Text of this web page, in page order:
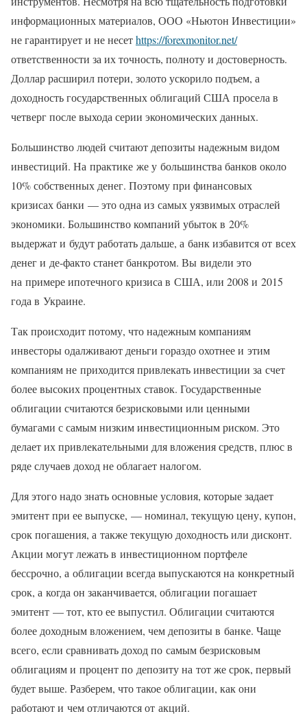
информационных материалов, ООО «Ньютон Инвестиции»
не гарантирует и не несетhttps://forexmonitor.net/
ответственности за их точность, полноту и достоверность.
Доллар расширил потери, золото ускорило подъем, а
доходность государственных облигаций США просела в
четверг после выхода серии экономических данных.
Большинство людей считают депозиты надежным видом
инвестиций. На практике же у большинства банков около
10% собственных денег. Поэтому при финансовых
кризисах банки — это одна из самых уязвимых отраслей
экономики. Большинство компаний убыток в 20%
выдержат и будут работать дальше, а банк избавится от всех
денег и де-факто станет банкротом. Вы видели это
на примере ипотечного кризиса в США, или 2008 и 2015
года в Украине.
Так происходит потому, что надежным компаниям
инвесторы одалживают деньги гораздо охотнее и этим
компаниям не приходится привлекать инвестиции за счет
более высоких процентных ставок. Государственные
облигации считаются безрисковыми или ценными
бумагами с самым низким инвестиционным риском. Это
делает их привлекательными для вложения средств, плюс в
ряде случаев доход не облагает налогом.
Для этого надо знать основные условия, которые задает
эмитент при ее выпуске, — номинал, текущую цену, купон,
срок погашения, а также текущую доходность или дисконт.
Акции могут лежать в инвестиционном портфеле
бессрочно, а облигации всегда выпускаются на конкретный
срок, а когда он заканчивается, облигации погашает
эмитент — тот, кто ее выпустил. Облигации считаются
более доходным вложением, чем депозиты в банке. Чаще
всего, если сравнивать доход по самым безрисковым
облигациям и процент по депозиту на тот же срок, первый
будет выше. Разберем, что такое облигации, как они
работают и чем отличаются от акций.